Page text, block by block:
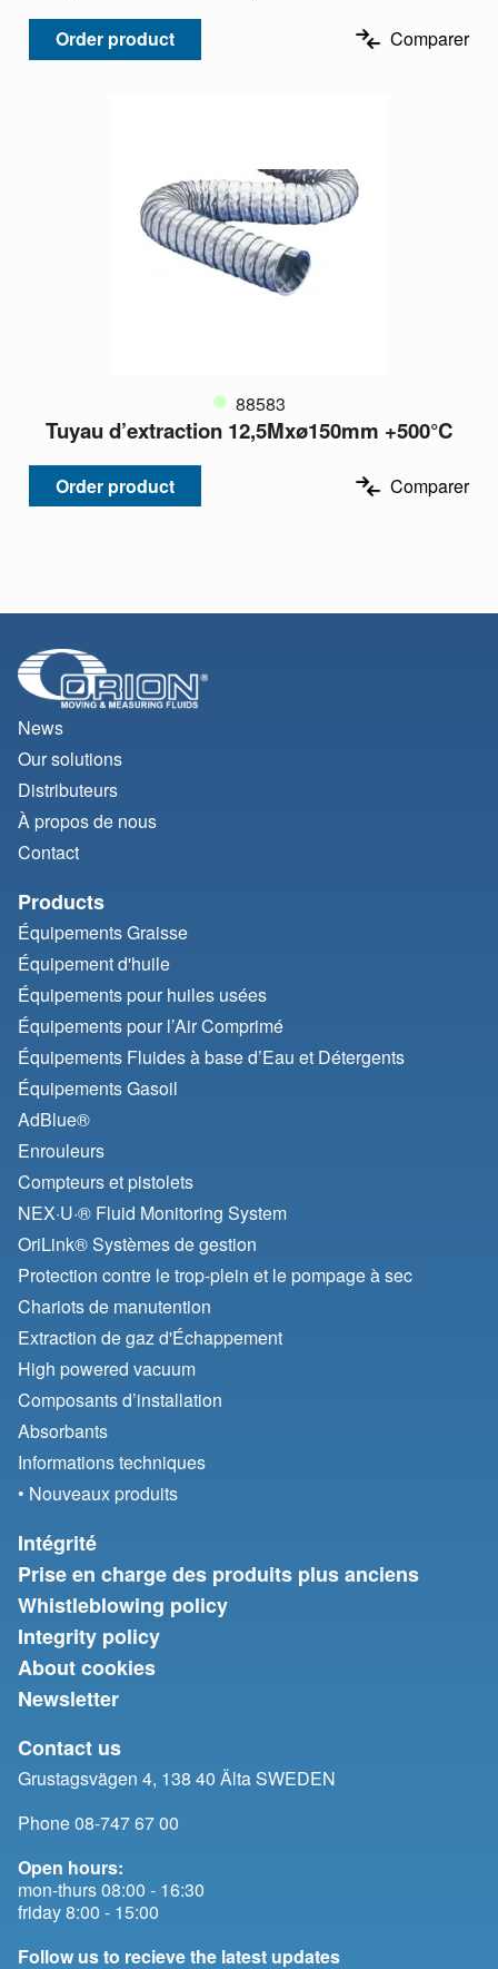
Order product Comparer
88583
Tuyau d’extraction 12,5Mxø150mm +500°C
Order product Comparer
News
Our solutions
Distributeurs
À propos de nous
Contact
Products
Équipements Graisse
Équipement d'huile
Équipements pour huiles usées
Équipements pour l’Air Comprimé
Équipements Fluides à base d’Eau et Détergents
Équipements Gasoil
AdBlue®
Enrouleurs
Compteurs et pistolets
NEX·U·® Fluid Monitoring System
OriLink® Systèmes de gestion
Protection contre le trop-plein et le pompage à sec
Chariots de manutention
Extraction de gaz d'Échappement
High powered vacuum
Composants d’installation
Absorbants
Informations techniques
• Nouveaux produits
Intégrité
Prise en charge des produits plus anciens
Whistleblowing policy
Integrity policy
About cookies
Newsletter
Contact us
Grustagsvägen 4, 138 40 Älta SWEDEN
Phone 08-747 67 00
Open hours:
mon-thurs 08:00 - 16:30
friday 8:00 - 15:00
Follow us to recieve the latest updates